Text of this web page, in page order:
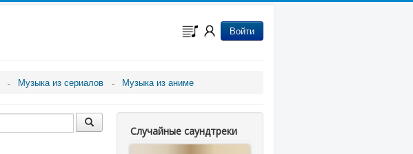
Войти
Музыка из сериалов Музыка из аниме
Случайные саундтреки